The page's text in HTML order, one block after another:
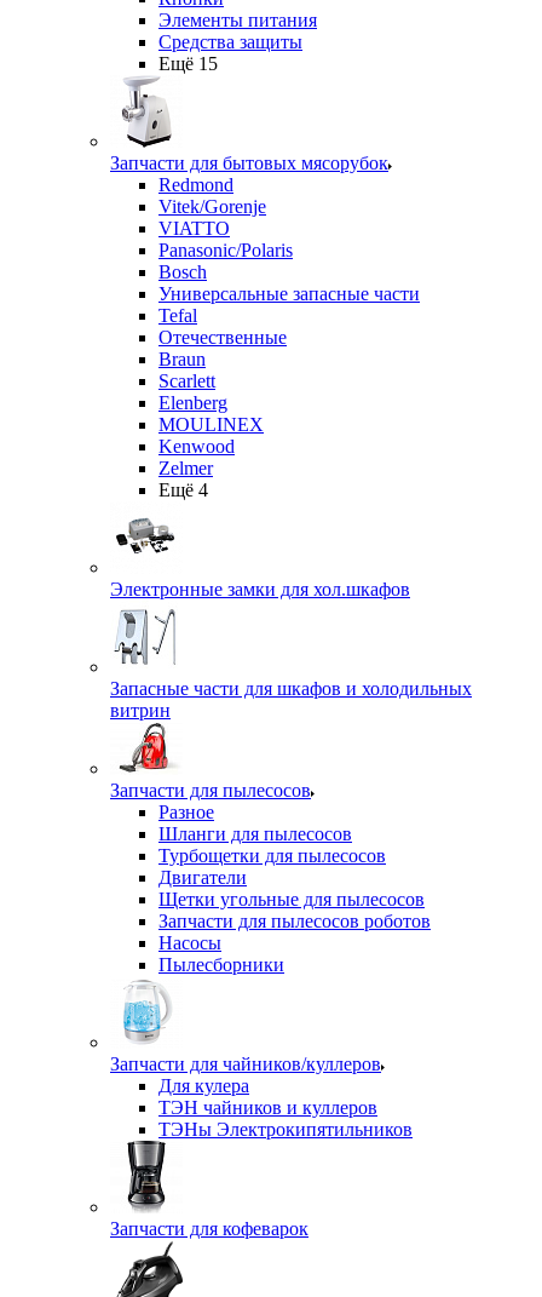
Элементы питания
Средства защиты
Ещё 15
Запчасти для бытовых мясорубок
Redmond
Vitek/Gorenje
VIATTO
Panasonic/Polaris
Bosch
Универсальные запасные части
Tefal
Отечественные
Braun
Scarlett
Elenberg
MOULINEX
Kenwood
Zelmer
Ещё 4
Электронные замки для хол.шкафов
Запасные части для шкафов и холодильных
витрин
Запчасти для пылесосов
Разное
Шланги для пылесосов
Турбощетки для пылесосов
Двигатели
Щетки угольные для пылесосов
Запчасти для пылесосов роботов
Насосы
Пылесборники
Запчасти для чайников/куллеров
Для кулера
ТЭН чайников и куллеров
ТЭНы Электрокипятильников
Запчасти для кофеварок